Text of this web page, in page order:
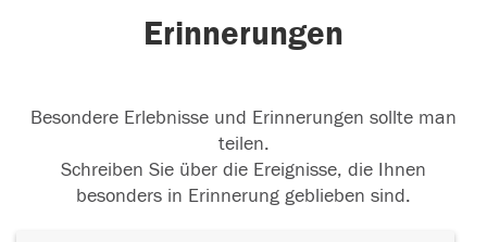
Erinnerungen
Besondere Erlebnisse und Erinnerungen sollte man
teilen.
Schreiben Sie über die Ereignisse, die Ihnen
besonders in Erinnerung geblieben sind.